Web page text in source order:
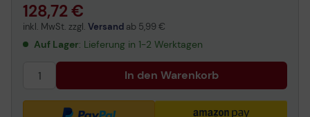
128,72 €
inkl. MwSt. zzgl. Versand ab 5,99 €
Auf Lager: Lieferung in 1-2 Werktagen
In den Warenkorb